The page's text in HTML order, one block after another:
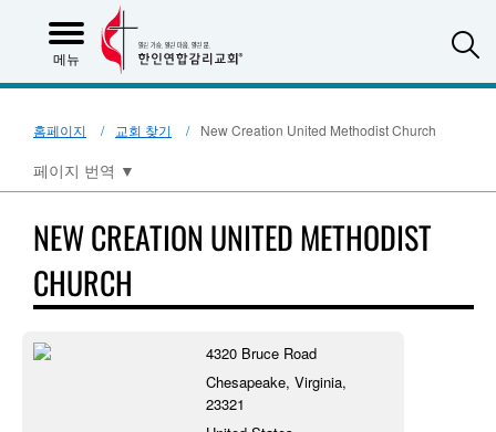
메뉴
홈페이지 교회 찾기 New Creation United Methodist Church
페이지 번역 ▼
NEW CREATION UNITED METHODIST
CHURCH
4320 Bruce Road
Chesapeake, Virginia,
23321